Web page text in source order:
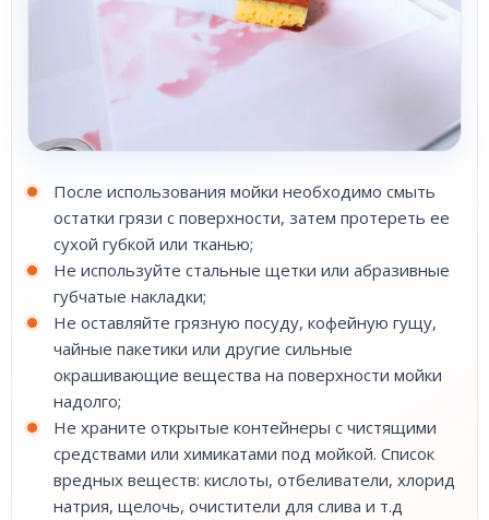
После использования мойки необходимо смыть
остатки грязи с поверхности, затем протереть ее
сухой губкой или тканью;
Не используйте стальные щетки или абразивные
губчатые накладки;
Не оставляйте грязную посуду, кофейную гущу,
чайные пакетики или другие сильные
окрашивающие вещества на поверхности мойки
надолго;
Не храните открытые контейнеры с чистящими
средствами или химикатами под мойкой. Список
вредных веществ: кислоты, отбеливатели, хлорид
натрия, щелочь, очистители для слива и т.д